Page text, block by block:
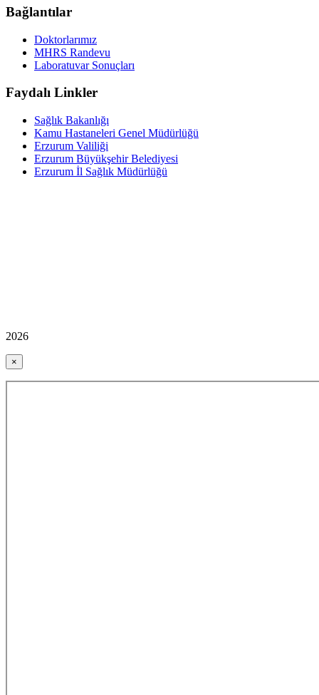
Bağlantılar
Doktorlarımız
MHRS Randevu
Laboratuvar Sonuçları
Faydalı Linkler
Sağlık Bakanlığı
Kamu Hastaneleri Genel Müdürlüğü
Erzurum Valiliği
Erzurum Büyükşehir Belediyesi
Erzurum İl Sağlık Müdürlüğü
2026
×